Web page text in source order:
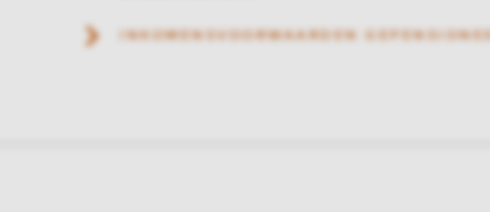
INKOMENSVOORWAARDEN